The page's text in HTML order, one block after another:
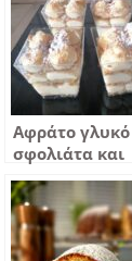
Αφράτο
σφολιάτα και
αμύγδαλα